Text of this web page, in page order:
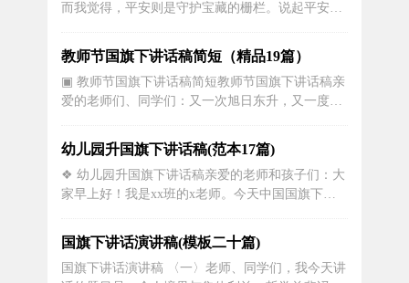
灭之路上拉回，又给我们留下难以...
而我觉得，平安则是守护宝藏的栅栏。说起平安，
外，可是，我会很坚决的告诉妈妈，不必担忧了，
因为有教师对我们的教育与呵护。为了让我们更健
康，学校里还安装了很多的健身器材，教师为了不
让我们出危险，告诉了...
教师节国旗下讲话稿简短（精品19篇）
▣ 教师节国旗下讲话稿简短教师节国旗下讲话稿亲
爱的老师们、同学们：又一次旭日东升，又一度秋
忙碌的身影后，在您不倦的指缝间，在您深夜的台
灯前，又一个教师节将悄然而至。同学，在你躁动
的音符间，在你懵懂的记忆里，在你成长的里程
中，又一个期待的九月祝福满堂。在这个...
幼儿园升国旗下讲话稿(范本17篇)
❖ 幼儿园升国旗下讲话稿亲爱的老师和孩子们：大
家早上好！我是xx班的x老师。今天中国国旗下的
源。孩子们也知道我们每天都用水。接下来给孩子
们讲一个小故事：小小喜欢玩水，经常在奶奶不注
意的时候，溜进浴室，打开水龙头冲水。有一次，
国旗下讲话演讲稿(模板二十篇)
国旗下讲话演讲稿 〈一〉老师、同学们，我今天讲